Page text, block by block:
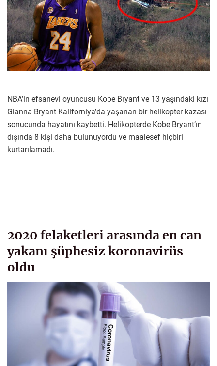
NBA’in efsanevi oyuncusu Kobe Bryant ve 13 yaşındaki kızı
Gianna Bryant Kaliforniya’da yaşanan bir helikopter kazası
sonucunda hayatını kaybetti. Helikopterde Kobe Bryant’ın
dışında 8 kişi daha bulunuyordu ve maalesef hiçbiri
kurtarılamadı.
2020 felaketleri arasında en can
yakanı şüphesiz koronavirüs
oldu